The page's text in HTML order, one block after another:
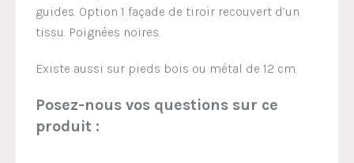
guides. Option 1 façade de tiroir recouvert d’un
tissu. Poignées noires.
Existe aussi sur pieds bois ou métal de 12 cm.
Posez-nous vos questions sur ce
produit :